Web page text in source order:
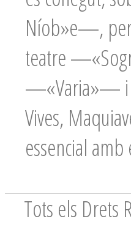
Níob»e—,
teatre
—«Varia»— i
Vives,
essencial
Tots els Drets